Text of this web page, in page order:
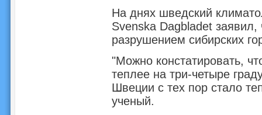
На днях шведский
Svenska Dagbladet
разрушением сибирских
"Можно констатировать,
теплее на три-четыре
Швеции с тех пор стало
ученый.